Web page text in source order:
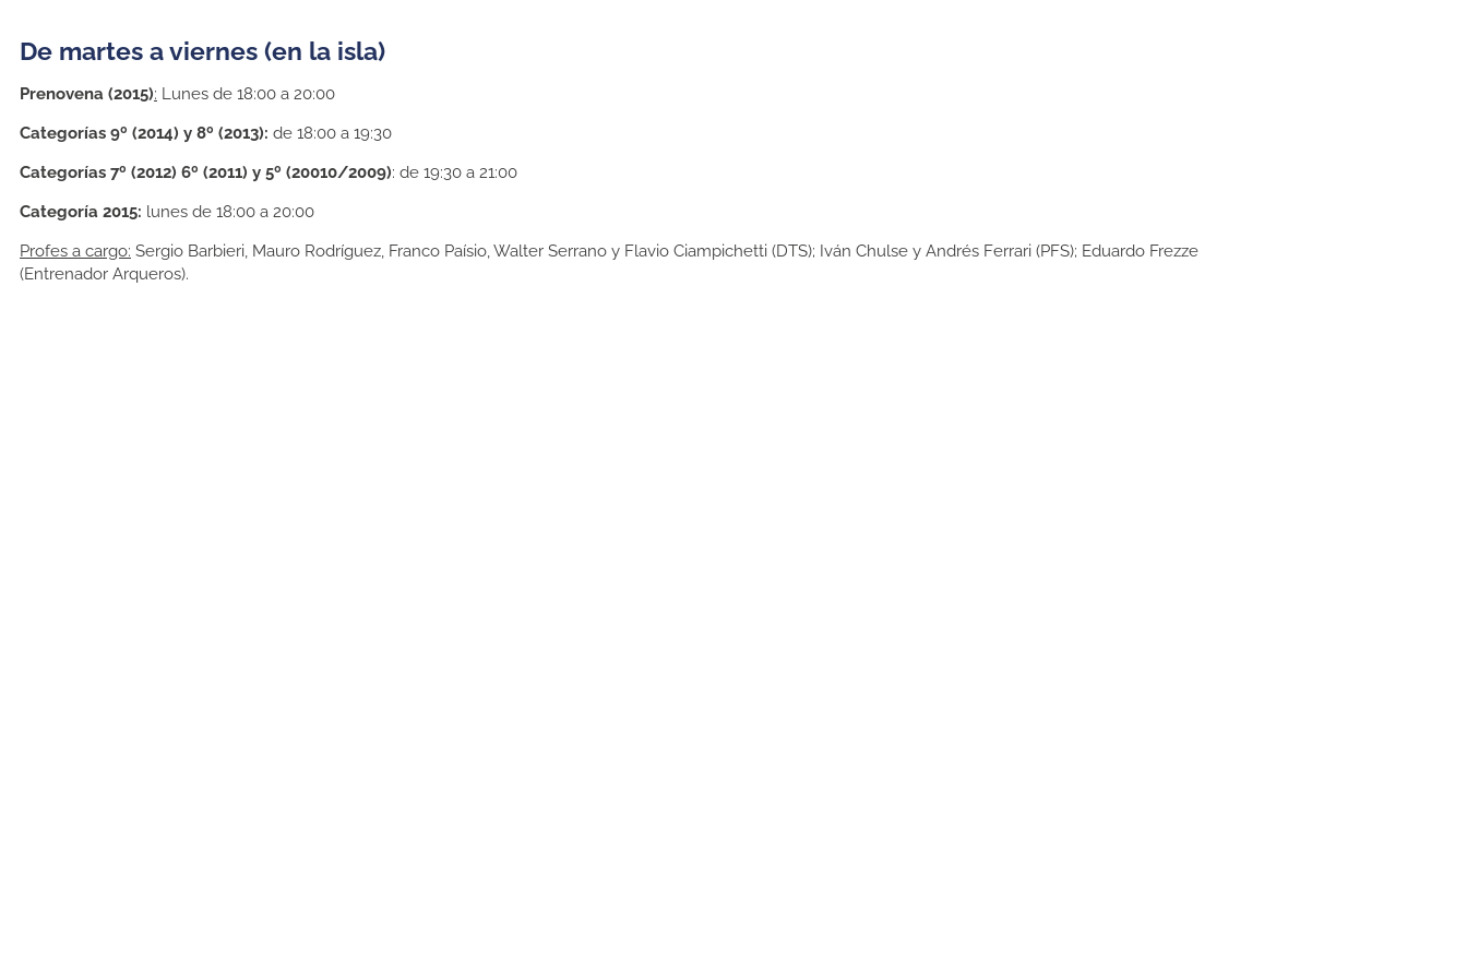
De martes a viernes (en la isla)
Prenovena (2015): Lunes de 18:00 a 20:00
Categorías 9º (2014) y 8º (2013): de 18:00 a 19:30
Categorías 7º (2012) 6º (2011) y 5º (20010/2009): de 19:30 a 21:00
Categoría 2015: lunes de 18:00 a 20:00
Profes a cargo: Sergio Barbieri, Mauro Rodríguez, Franco Paísio, Walter Serrano y Flavio Ciampichetti (DTS); Iván Chulse y Andrés Ferrari (PFS); Eduardo Frezze
(Entrenador Arqueros).